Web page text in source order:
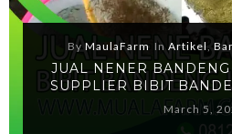
ByMaulaFarm In Artikel,
JUAL NENER
SUPPLIER BIBIT
March 5,